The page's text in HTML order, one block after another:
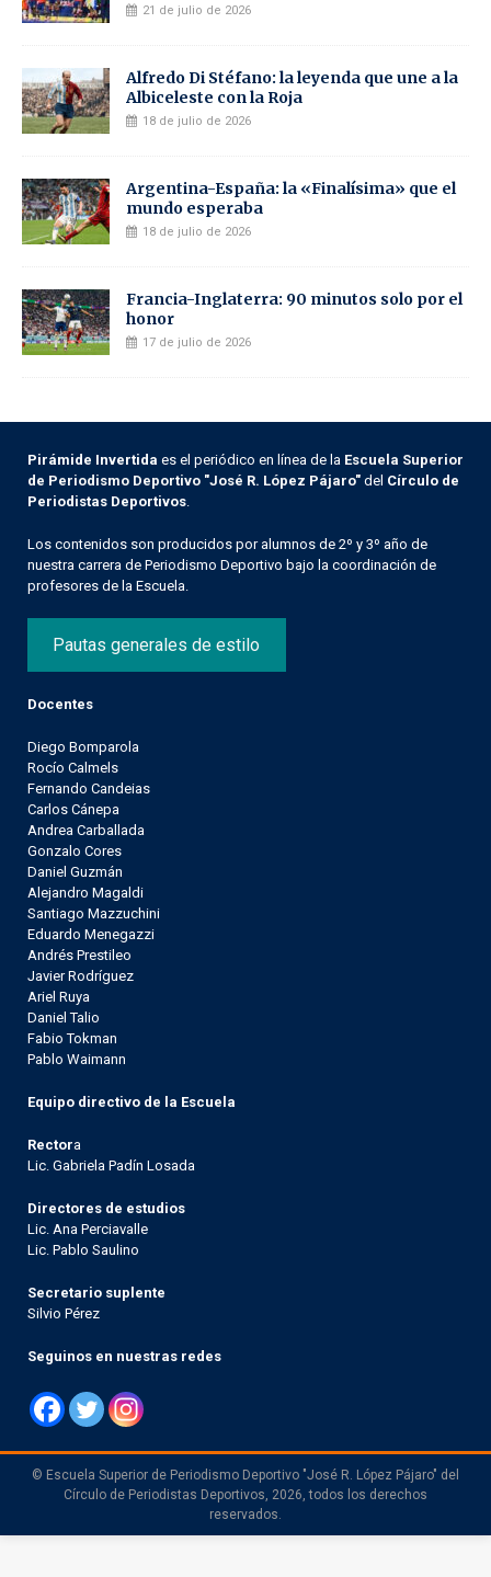
21 de julio de 2026
Alfredo Di Stéfano: la leyenda que une a la
Albiceleste con la Roja
18 de julio de 2026
Argentina-España: la «Finalísima» que el
mundo esperaba
18 de julio de 2026
Francia-Inglaterra: 90 minutos solo por el
honor
17 de julio de 2026
Pirámide Invertida es el periódico en línea de la Escuela Superior
de Periodismo Deportivo "José R. López Pájaro" del Círculo de
Periodistas Deportivos
Los contenidos son producidos por alumnos de 2º y 3º año de
nuestra carrera de Periodismo Deportivo bajo la coordinación de
profesores de la Escuela.
Pautas generales de estilo
Docentes
Diego Bomparola
Rocío Calmels
Fernando Candeias
Carlos Cánepa
Andrea Carballada
Gonzalo Cores
Daniel Guzmán
Alejandro Magaldi
Santiago Mazzuchini
Eduardo Menegazzi
Andrés Prestileo
Javier Rodríguez
Ariel Ruya
Daniel Talio
Fabio Tokman
Pablo Waimann
Equipo directivo de la Escuela
Rectora
Lic. Gabriela Padín Losada
Directores de estudios
Lic. Ana Perciavalle
Lic. Pablo Saulino
Secretario suplente
Silvio Pérez
Seguinos en nuestras redes
© Escuela Superior de Periodismo Deportivo "José R. López Pájaro" del
Círculo de Periodistas Deportivos, 2026, todos los derechos
reservados.